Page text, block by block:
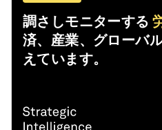
調さしモニターする
済、産業、グローバ
えています。